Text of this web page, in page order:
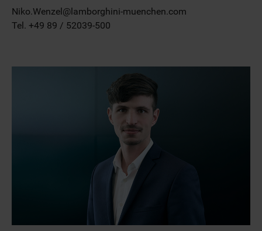
Niko.Wenzel@lamborghini-muenchen.com
Tel. +49 89 / 52039-500